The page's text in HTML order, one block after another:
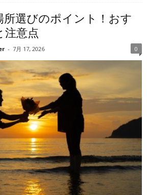
選びのポイント！おす
注意点
- 7月 17, 2026 0